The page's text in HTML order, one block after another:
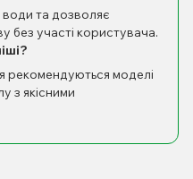
та дозволяє
без участі користувача.
рекомендуються моделі
з якісними